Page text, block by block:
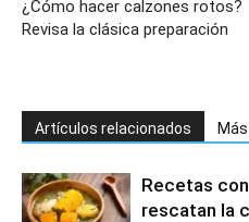
¿Cómo hacer calzones rotos?
Revisa la clásica preparación
Artículos relacionados
Recetas
rescatan la